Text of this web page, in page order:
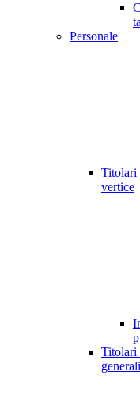
Personale
Titolari
vertice
Titolari